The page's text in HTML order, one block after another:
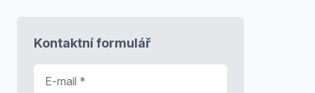
Kontaktní formulář